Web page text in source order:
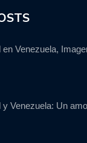
Venezuela,
Venezuela: Un